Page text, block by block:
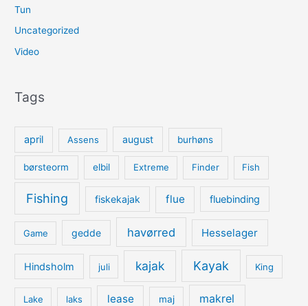
Tun
Uncategorized
Video
Tags
april Assens august burhøns
børsteorm elbil Extreme Finder Fish
Fishing fiskekajak flue fluebinding
Game gedde havørred Hesselager
Hindsholm juli kajak Kayak King
Lake laks lease maj makrel